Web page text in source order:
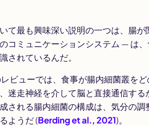
て最も興味深い説明の一つは、腸
コミュニケーションシステム — は
されているんだ。
ビューでは、食事が腸内細菌叢を
迷走神経を介して脳と直接通信す
される腸内細菌の構成は、気分の
ようだ (Berding et al., 2021)。